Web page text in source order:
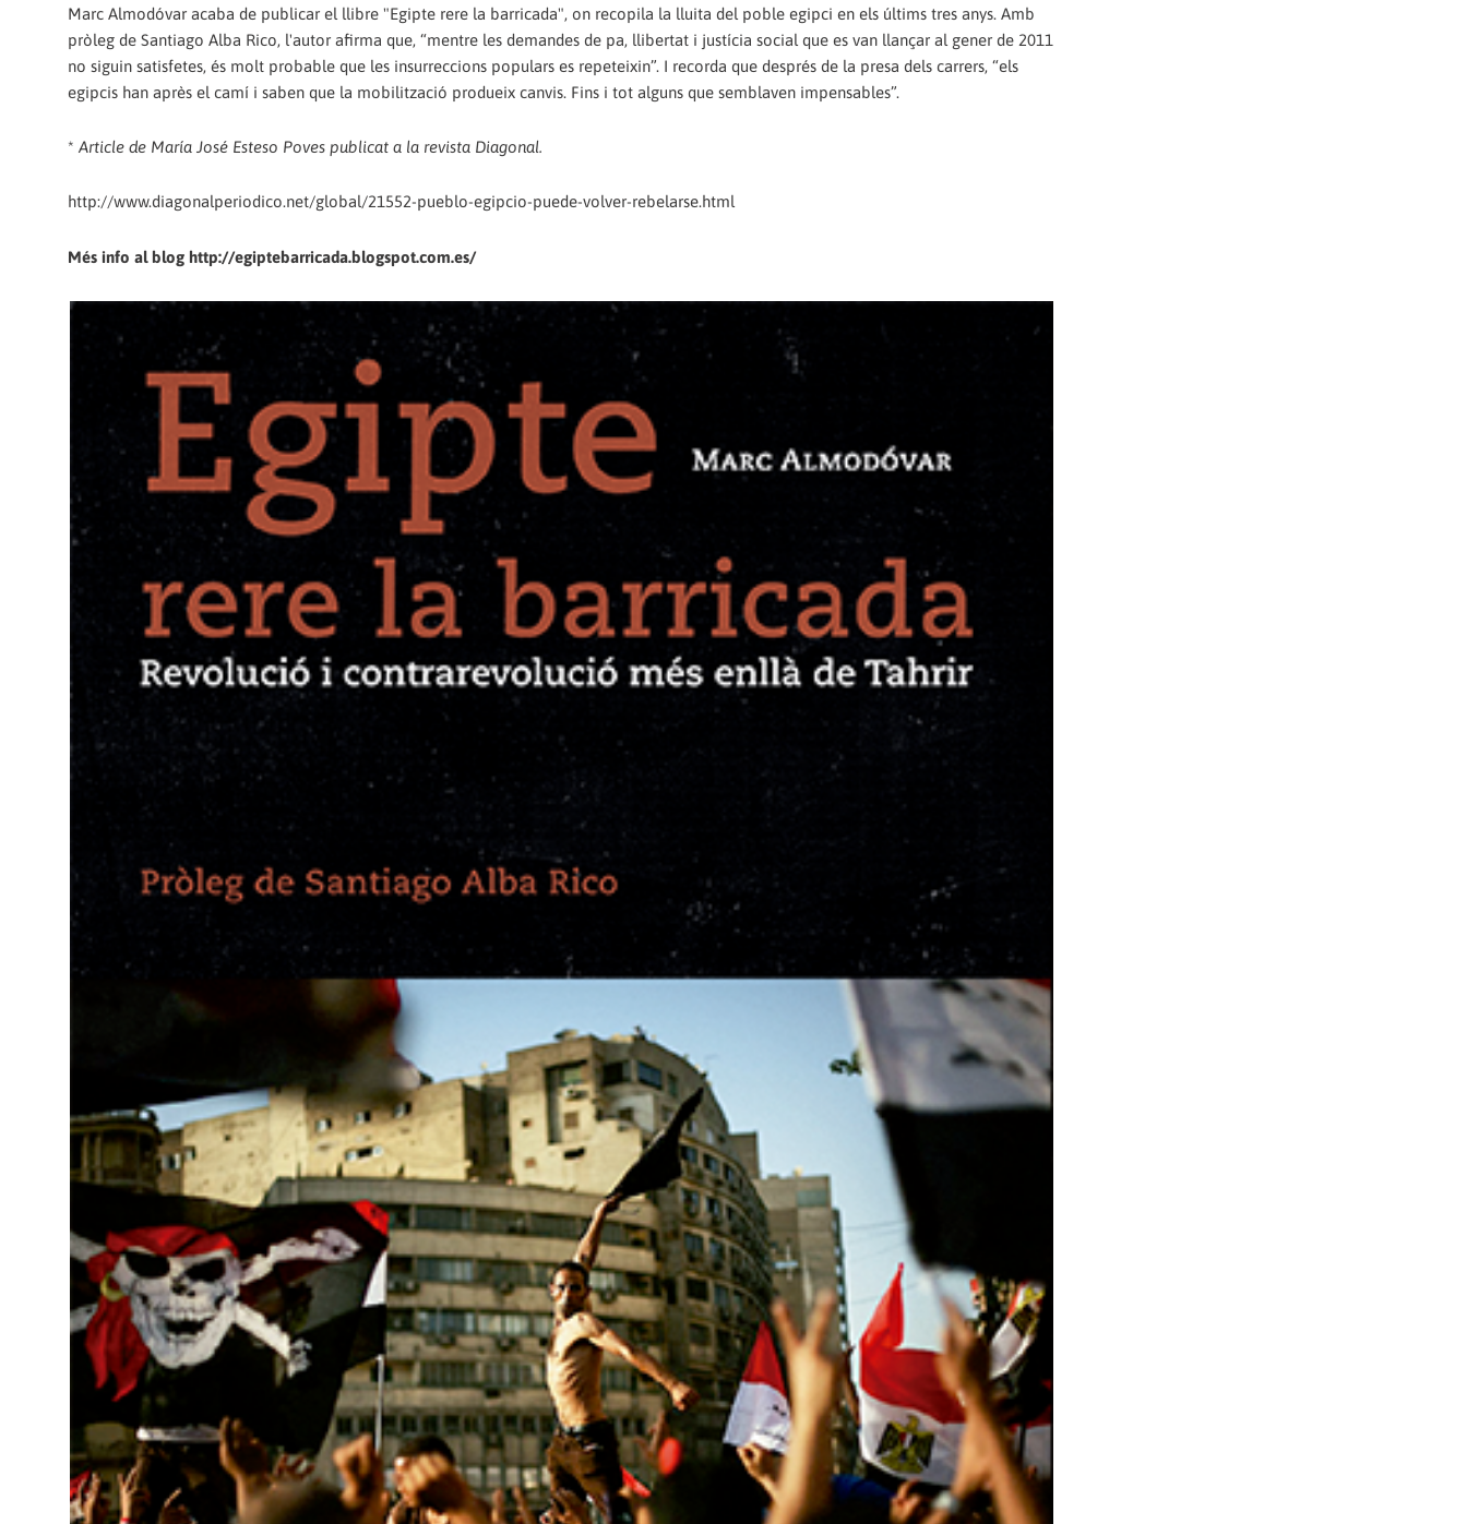
Marc Almodóvar acaba de publicar el llibre "Egipte rere la barricada", on recopila la lluita del poble egipci en els últims tres anys. Amb
pròleg de Santiago Alba Rico, l'autor afirma que, “mentre les demandes de pa, llibertat i justícia social que es van llançar al gener de 2011
no siguin satisfetes, és molt probable que les insurreccions populars es repeteixin”. I recorda que després de la presa dels carrers, “els
egipcis han après el camí i saben que la mobilització produeix canvis. Fins i tot alguns que semblaven impensables”.
* Article de María José Esteso Poves publicat a la revista Diagonal.
http://www.diagonalperiodico.net/global/21552-pueblo-egipcio-puede-volver-rebelarse.html
Més info al blog http://egiptebarricada.blogspot.com.es/